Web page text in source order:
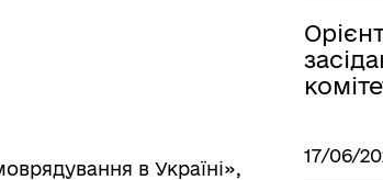
в Україні»,
17/06/